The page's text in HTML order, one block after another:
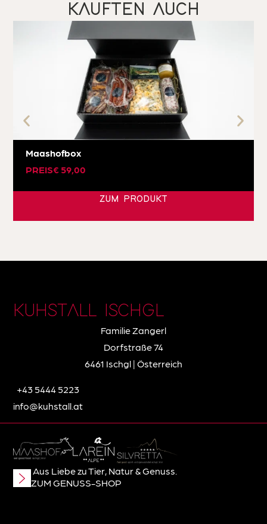
KAUFTEN AUCH
Maashofbox
PREIS€59,00
ZUM PRODUKT
KUHSTALL ISCHGL
Familie Zangerl
Dorfstraße 74
6461 Ischgl | Österreich
+43 5444 5223
info@kuhstall.at
Aus Liebe zu Tier, Natur & Genuss.
ZUM GENUSS-SHOP